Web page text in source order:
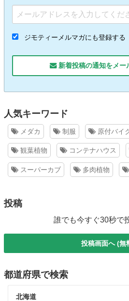
ジモティーメルマガにも登録する
新着投稿の通知をメー
人気キーワード
メダカ 制服 原付バイ
観葉植物 コンテナハウス
スーパーカブ 多肉植物
投稿
誰でも今すぐ30秒で
投稿画面へ (無
都道府県で検索
北海道